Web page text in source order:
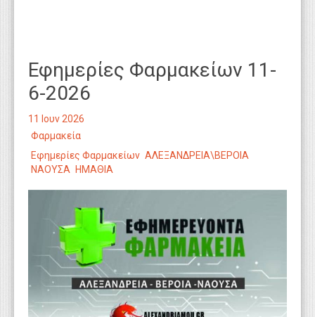
Εφημερίες Φαρμακείων 11-
6-2026
11 Ιουν 2026
Φαρμακεία
Εφημερίες Φαρμακείων ΑΛΕΞΑΝΔΡΕΙΑ\ΒΕΡΟΙΑ
ΝΑΟΥΣΑ ΗΜΑΘΙΑ
Τεχνολογία
Εκπαίδευση
Υγεία
Γενικά
Κυτίο Παραπόνων Πολιτών